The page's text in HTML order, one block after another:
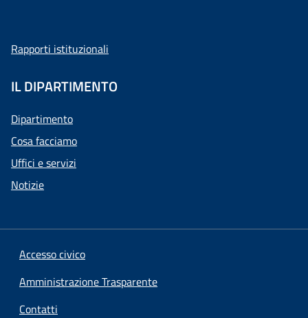
Rapporti istituzionali
IL DIPARTIMENTO
Dipartimento
Cosa facciamo
Uffici e servizi
Notizie
Accesso civico
Amministrazione Trasparente
Contatti